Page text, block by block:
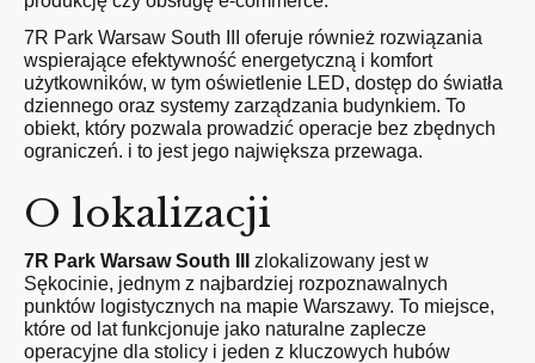
7R Park Warsaw South III oferuje również rozwiązania
wspierające efektywność energetyczną i komfort
użytkowników, w tym oświetlenie LED, dostęp do światła
dziennego oraz systemy zarządzania budynkiem. To
obiekt, który pozwala prowadzić operacje bez zbędnych
ograniczeń. i to jest jego największa przewaga.
O lokalizacji
7R Park Warsaw South III
zlokalizowany jest w
Sękocinie, jednym z najbardziej rozpoznawalnych
punktów logistycznych na mapie Warszawy. To miejsce,
które od lat funkcjonuje jako naturalne zaplecze
operacyjne dla stolicy i jeden z kluczowych hubów